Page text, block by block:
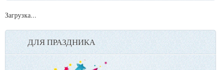
Загрузка...
ДЛЯ ПРАЗДНИКА